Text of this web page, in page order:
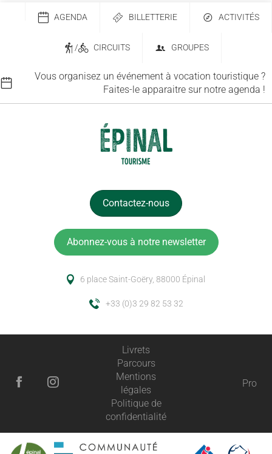
AGENDA BILLETTERIE ACTIVITÉS
/ CIRCUITS GROUPES
Vous organisez un événement à vocation touristique ?
Faites-le apparaitre sur notre agenda !
Contactez-nous
Abonnez-vous à notre newsletter
6 place Saint-Goëry, 88000 Épinal
+33 (0)3 29 82 53 32
Livrets
Parcours
Mentions
légales
Politique de
confidentialité
Pro